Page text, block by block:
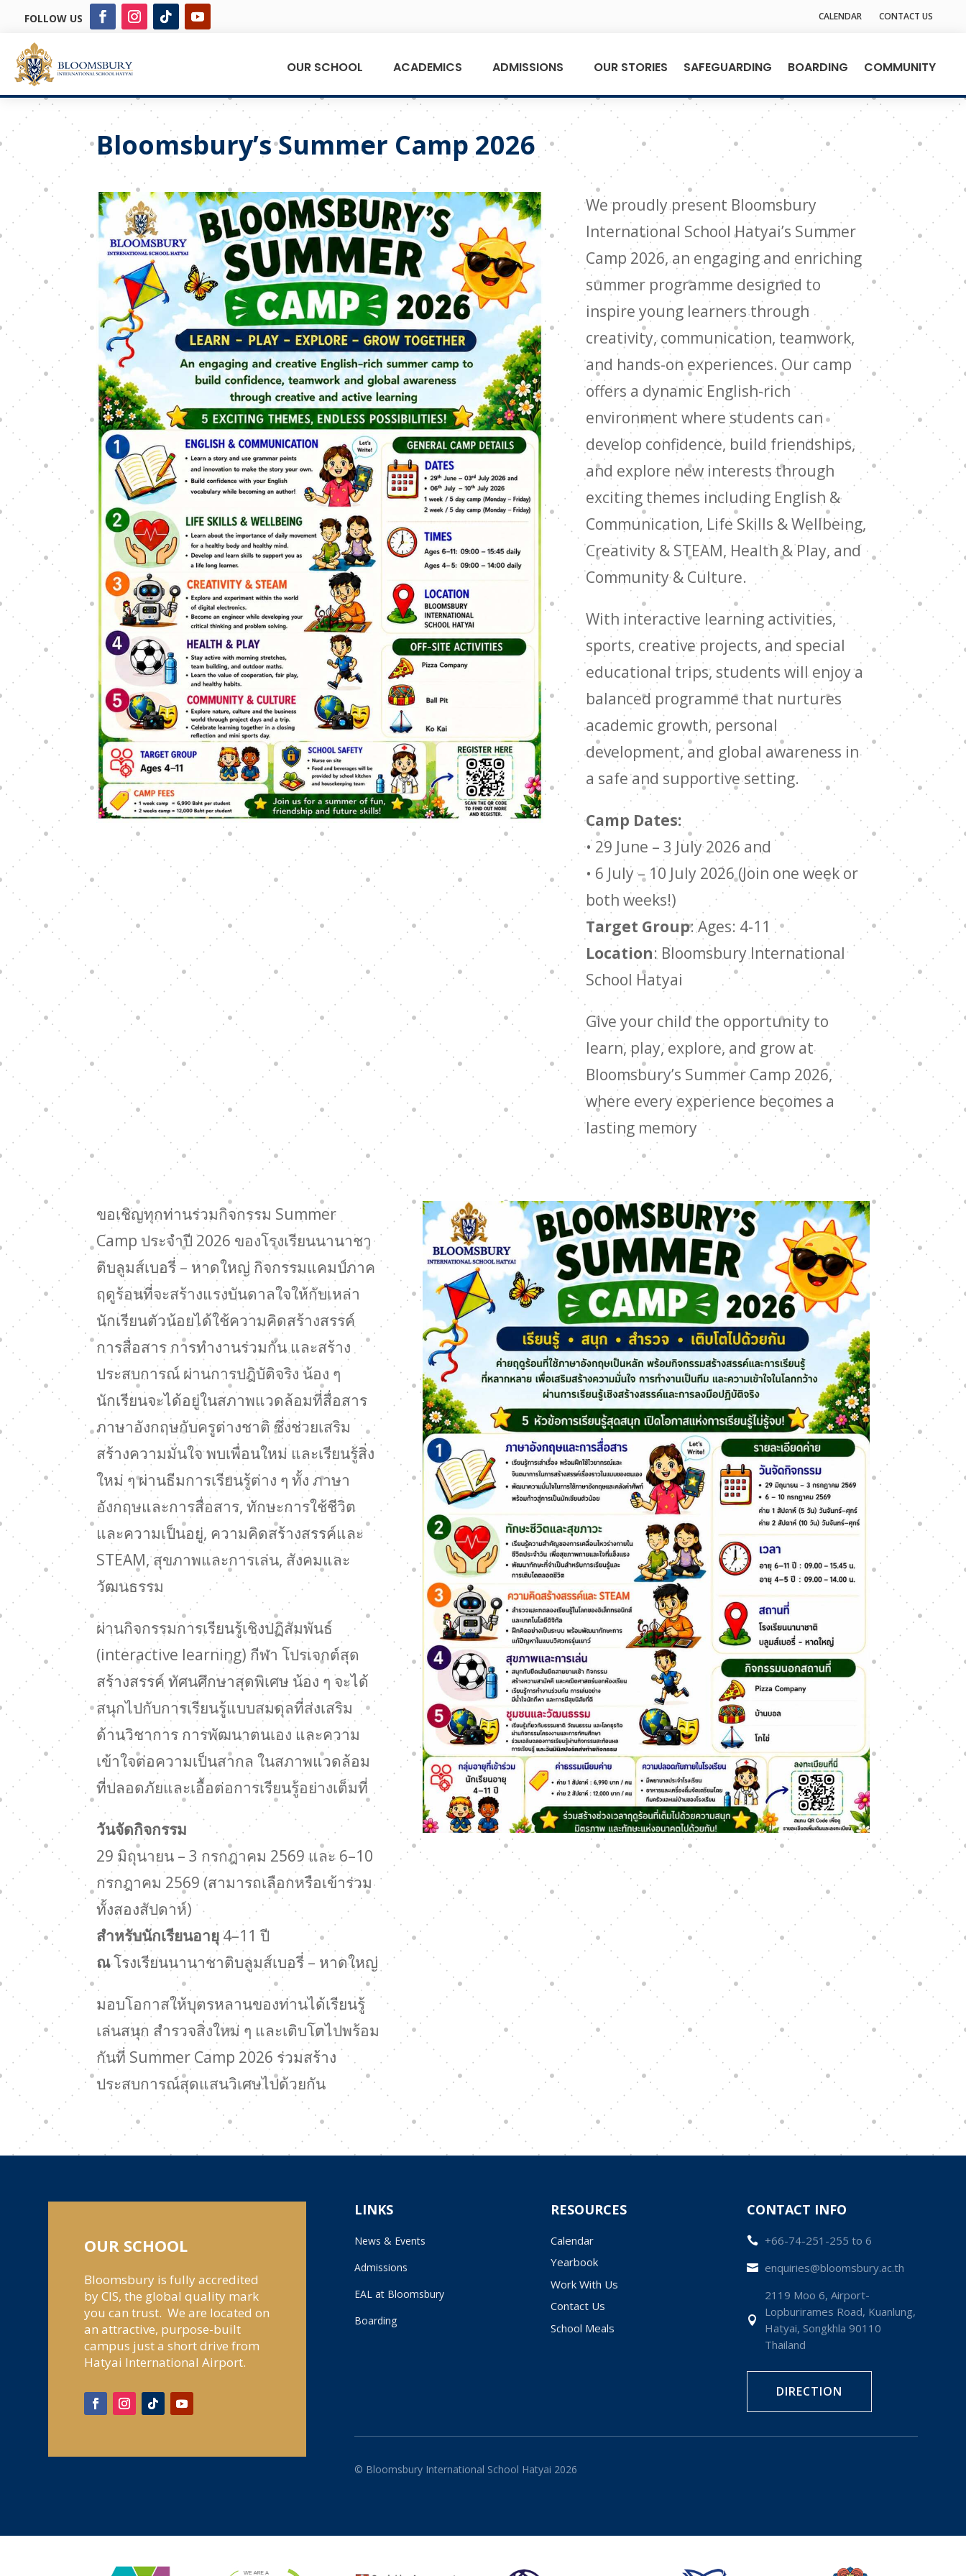
FOLLOW US CALENDAR CONTACT US
OUR SCHOOL ACADEMICS ADMISSIONS OUR STORIES SAFEGUARDING BOARDING COMMUNITY
Bloomsbury’s Summer Camp 2026
We proudly present Bloomsbury
International School Hatyai’s Summer
Camp 2026, an engaging and enriching
summer programme designed to
inspire young learners through
creativity, communication, teamwork,
and hands-on experiences. Our camp
offers a dynamic English-rich
environment where students can
develop confidence, build friendships,
and explore new interests through
exciting themes including English &
Communication, Life Skills & Wellbeing,
Creativity & STEAM, Health & Play, and
Community & Culture.
With interactive learning activities,
sports, creative projects, and special
educational trips, students will enjoy a
balanced programme that nurtures
academic growth, personal
development, and global awareness in
a safe and supportive setting.
Camp Dates:
• 29 June – 3 July 2026 and
• 6 July – 10 July 2026 (Join one week or
both weeks!)
Target Group: Ages: 4-11
Location: Bloomsbury International
School Hatyai
Give your child the opportunity to
learn, play, explore, and grow at
Bloomsbury’s Summer Camp 2026,
where every experience becomes a
lasting memory
ขอเชิญทุกท่านร่วมกิจกรรม Summer
Camp ประจำปี 2026 ของโรงเรียนนานาชา
ติบลูมส์เบอรี่ – หาดใหญ่ กิจกรรมแคมป์ภาค
ฤดูร้อนที่จะสร้างแรงบันดาลใจให้กับเหล่า
นักเรียนตัวน้อยได้ใช้ความคิดสร้างสรรค์
การสื่อสาร การทำงานร่วมกัน และสร้าง
ประสบการณ์ ผ่านการปฎิบัติจริง น้อง ๆ
นักเรียนจะได้อยู่ในสภาพแวดล้อมที่สื่อสาร
ภาษาอังกฤษกับครูต่างชาติ ซึ่งช่วยเสริม
สร้างความมั่นใจ พบเพื่อนใหม่ และเรียนรู้สิ่ง
ใหม่ ๆ ผ่านธีมการเรียนรู้ต่าง ๆ ทั้ง ภาษา
อังกฤษและการสื่อสาร, ทักษะการใช้ชีวิต
และความเป็นอยู่, ความคิดสร้างสรรค์และ
STEAM, สุขภาพและการเล่น, สังคมและ
วัฒนธรรม
ผ่านกิจกรรมการเรียนรู้เชิงปฏิสัมพันธ์
(interactive learning) กีฬา โปรเจกต์สุด
สร้างสรรค์ ทัศนศึกษาสุดพิเศษ น้อง ๆ จะได้
สนุกไปกับการเรียนรู้แบบสมดุลที่ส่งเสริม
ด้านวิชาการ การพัฒนาตนเอง และความ
เข้าใจต่อความเป็นสากล ในสภาพแวดล้อม
ที่ปลอดภัยและเอื้อต่อการเรียนรู้อย่างเต็มที่
วันจัดกิจกรรม
29 มิถุนายน – 3 กรกฎาคม 2569 และ 6–10
กรกฎาคม 2569 (สามารถเลือกหรือเข้าร่วม
ทั้งสองสัปดาห์)
สำหรับนักเรียนอายุ4–11 ปี
ณโรงเรียนนานาชาติบลูมส์เบอรี่ – หาดใหญ่
มอบโอกาสให้บุตรหลานของท่านได้เรียนรู้
เล่นสนุก สำรวจสิ่งใหม่ ๆ และเติบโตไปพร้อม
กันที่ Summer Camp 2026 ร่วมสร้าง
ประสบการณ์สุดแสนวิเศษไปด้วยกัน
OUR SCHOOL
Bloomsbury is fully accredited
by CIS, the global quality mark
you can trust. We are located on
an attractive, purpose-built
campus just a short drive from
Hatyai International Airport.
LINKS
News & Events
Admissions
EAL at Bloomsbury
Boarding
RESOURCES
Calendar
Yearbook
Work With Us
Contact Us
School Meals
CONTACT INFO
 +66-74-251-255 to 6
 enquiries@bloomsbury.ac.th

2119 Moo 6, Airport-
Lopburirames Road, Kuanlung,
Hatyai, Songkhla 90110
Thailand
DIRECTION
© Bloomsbury International School Hatyai 2026